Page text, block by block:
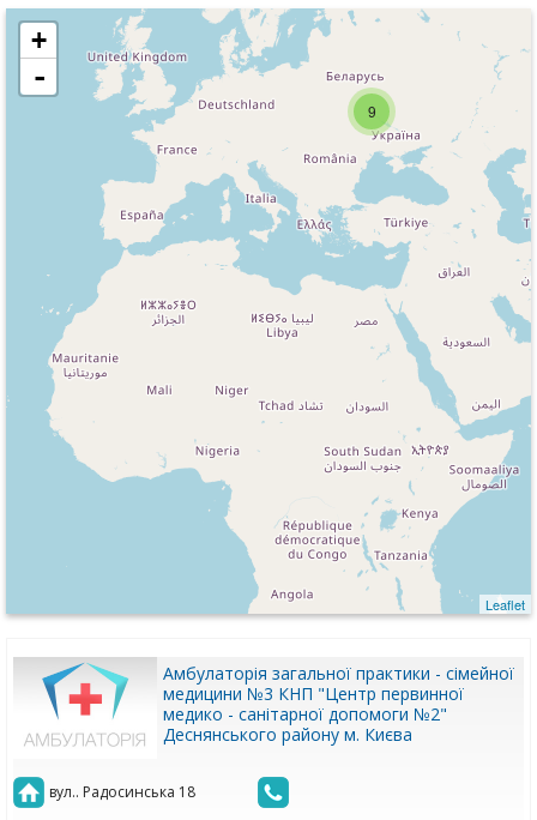
9
+
-
Leaflet
Амбулаторія загальної практики - сімейної
медицини №3 КНП "Центр первинної
медико - санітарної допомоги №2"
Деснянського району м. Києва
вул.. Радосинська 18